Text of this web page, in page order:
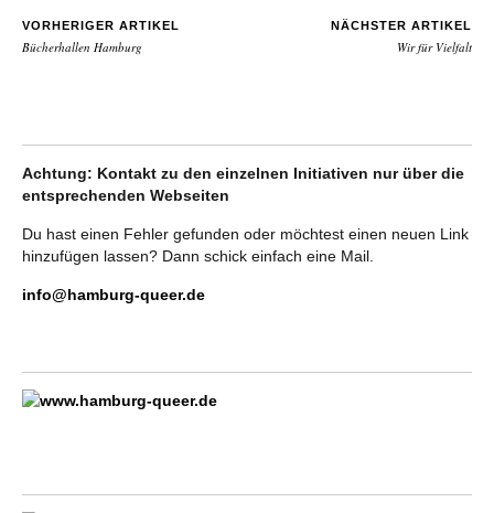
VORHERIGER ARTIKEL
Bücherhallen Hamburg
NÄCHSTER ARTIKEL
Wir für Vielfalt
Achtung: Kontakt zu den einzelnen Initiativen nur über die
entsprechenden Webseiten
Du hast einen Fehler gefunden oder möchtest einen neuen Link
hinzufügen lassen? Dann schick einfach eine Mail.
info@hamburg-queer.de